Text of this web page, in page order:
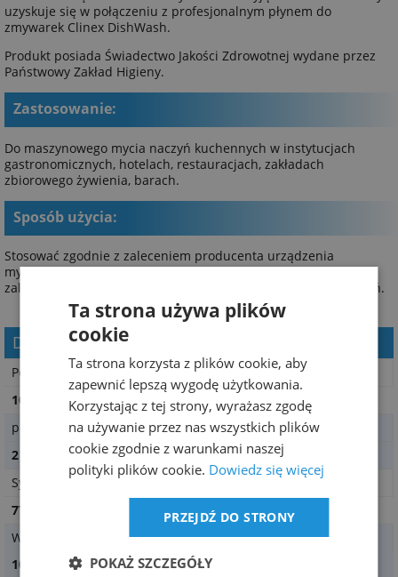
uzyskuje się w połączeniu z profesjonalnym płynem do
zmywarek Clinex DishWash.
Produkt posiada Świadectwo Jakości Zdrowotnej wydane przez
Państwowy Zakład Higieny.
Zastosowanie:
Do maszynowego mycia naczyń kuchennych w instytucjach
gastronomicznych, hotelach, restauracjach, zakładach
zbiorowego żywienia, barach.
Sposób użycia:
Stosować zgodnie z zaleceniem producenta urządzenia
myjącego. Zalecane stężenie robocze: 0,1-0,5 ml/ 1 L wody, w
zależności od twardości wody oraz stopnia zabrudzenia naczyń.
Dane techniczne
Pojemność
10l
pH
2
Symbol
77-059
Waga
10 kg
Ta strona używa plików
cookie
Ta strona korzysta z plików cookie, aby
zapewnić lepszą wygodę użytkowania.
Korzystając z tej strony, wyrażasz zgodę
na używanie przez nas wszystkich plików
cookie zgodnie z warunkami naszej
polityki plików cookie. Dowiedz się więcej
PRZEJDŹ DO STRONY
POKAŻ SZCZEGÓŁY